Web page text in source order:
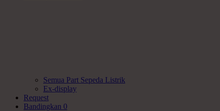
Semua Part Sepeda Listrik
Ex-display
Request
Bandingkan 0